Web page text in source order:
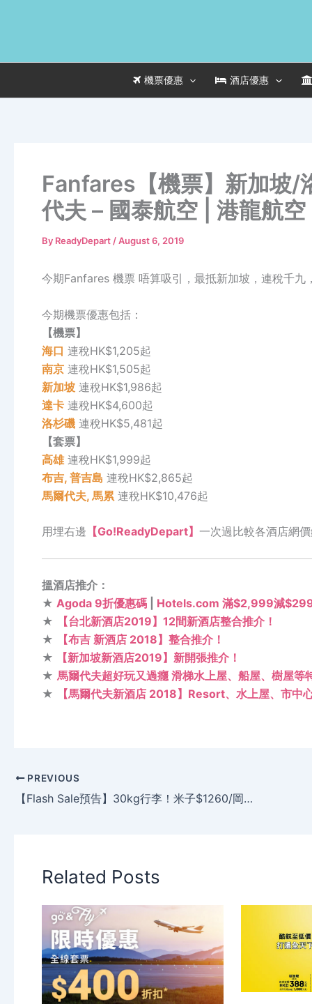
機票優惠 酒店優惠
Fanfares【機票】新加坡/
代夫 – 國泰航空 | 港龍航空
By ReadyDepart /August 6, 2019
今期Fanfares 機票 唔算吸引，最抵新加坡，連稅千九
今期機票優惠包括：
【機票】
海口 連稅HK$1,205起
南京 連稅HK$1,505起
新加坡 連稅HK$1,986起
達卡 連稅HK$4,600起
洛杉磯 連稅HK$5,481起
【套票】
高雄連稅HK$1,999起
布吉, 普吉島 連稅HK$2,865起
馬爾代夫, 馬累 連稅HK$10,476起
用埋右邊 【Go!ReadyDepart】 一次過比較各酒店網
搵酒店推介：
★ Agoda 9折優惠碼
Hotels.com 滿$2,999減$299
★
【台北新酒店2019】12間新酒店整合推介！
★
【布吉 新酒店 2018】整合推介！
★
【新加坡新酒店2019】新開張推介！
★ 馬爾代夫超好玩又過癮 滑梯水上屋、船屋、樹屋等
★
【馬爾代夫新酒店 2018】Resort、水上屋、市中
PREVIOUS
【Flash Sale預告】30kg行李！米子$1260/岡山$1410/大阪$1665/東京$1950，只限3日 – 香港航空
Related Posts